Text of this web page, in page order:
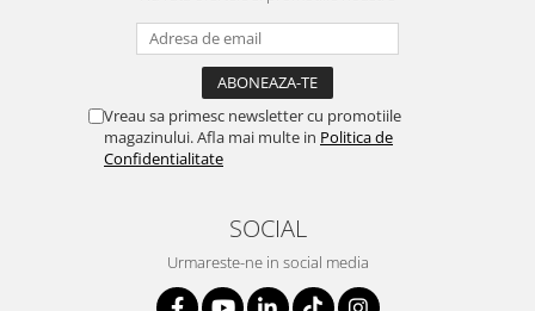
Vreau sa primesc newsletter cu promotiile
magazinului. Afla mai multe in Politica de
Confidentialitate
SOCIAL
Urmareste-ne in social media